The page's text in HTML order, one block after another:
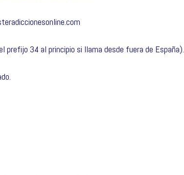
34 al principio si llama desde fuera de España).